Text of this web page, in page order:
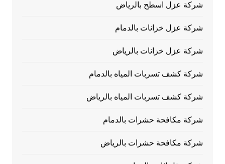
شركة عزل اسطح بالرياض
شركة عزل خزانات بالدمام
شركة عزل خزانات بالرياض
شركة كشف تسربات المياه بالدمام
شركة كشف تسربات المياه بالرياض
شركة مكافحة حشرات بالدمام
شركة مكافحة حشرات بالرياض